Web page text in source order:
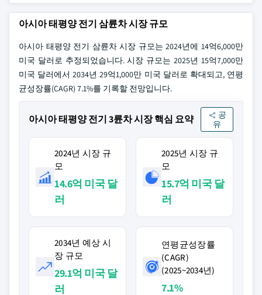
아시아 태평양 전기 삼륜차 시장 규모
아시아 태평양 전기 삼륜차 시장 규모는 2024년에 14억6,000만
미국 달러로 추정되었습니다. 시장 규모는 2025년 15억7,000만
미국 달러에서 2034년 29억1,000만 미국 달러로 확대되고, 연평
균성장률(CAGR) 7.1%를 기록할 전망입니다.
아시아 태평양 전기 3륜차 시장 핵심 요약
공
유
2024년 시장 규
모
14.6억 미국 달
러
2025년 시장 규
모
15.7억 미국 달
러
2034년 예상 시
장 규모
29.1억 미국 달
러
연평균성장률
(CAGR)
(2025~2034년)
7.1%